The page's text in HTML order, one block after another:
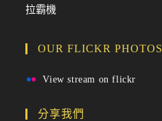
拉霸機
OUR FLICKR PHOTOS
View stream on flickr
分享我們